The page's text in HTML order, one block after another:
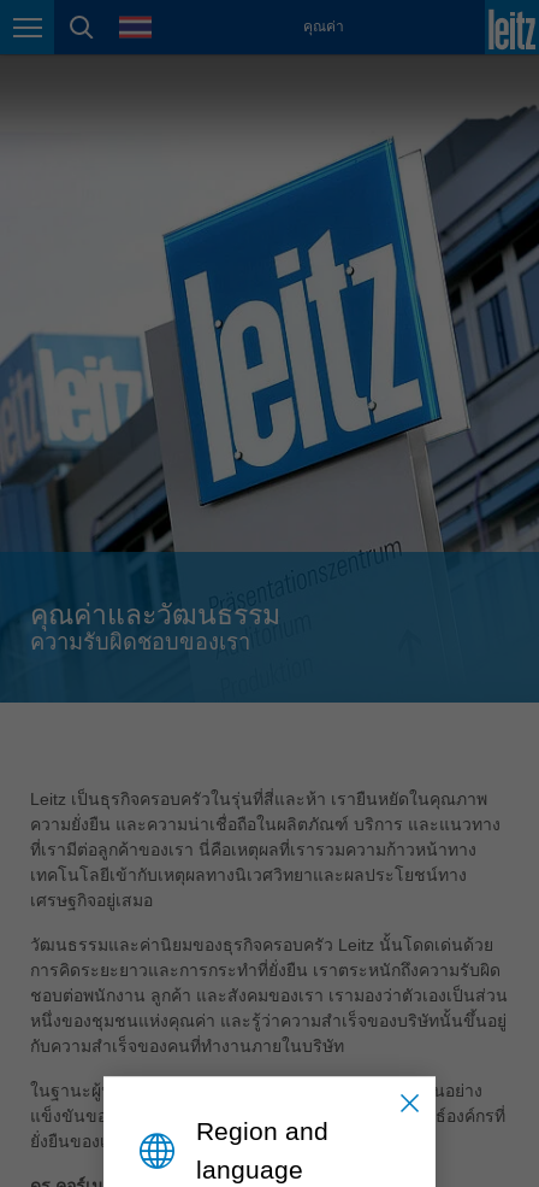
การนำทางหน้า
ค้นหาหน้า
ภาษา คุณค่า
México
Österreich
deutsch
Polska
polski
Portugal
português
România
Română
Schweiz
Slovenija
Suomi
english
Türkiye
türkçe
english
Việt Nam
tiếng việt
中国
ประเทศไทย
ไทย
คุณค่าและวัฒนธรรม
ความรับผิดชอบของเรา
Leitz เป็นธุรกิจครอบครัวในรุ่นที่สี่และห้า เรายืนหยัดในคุณภาพ
ความยั่งยืน และความน่าเชื่อถือในผลิตภัณฑ์ บริการ และแนวทาง
ที่เรามีต่อลูกค้าของเรา นี่คือเหตุผลที่เรารวมความก้าวหน้าทาง
เทคโนโลยีเข้ากับเหตุผลทางนิเวศวิทยาและผลประโยชน์ทาง
เศรษฐกิจอยู่เสมอ
วัฒนธรรมและค่านิยมของธุรกิจครอบครัว Leitz นั้นโดดเด่นด้วย
การคิดระยะยาวและการกระทำที่ยั่งยืน เราตระหนักถึงความรับผิด
ชอบต่อพนักงาน ลูกค้า และสังคมของเรา เรามองว่าตัวเองเป็นส่วน
หนึ่งของชุมชนแห่งคุณค่า และรู้ว่าความสำเร็จของบริษัทนั้นขึ้นอยู่
กับความสำเร็จของคนที่ทำงานภายในบริษัท
ในฐานะผู้นำด้านเทคโนโลยีและตลาดโลก การผสมผสานอย่าง
แข็งขันของประเพณีและนวัตกรรมเป็นพื้นฐานของกลยุทธ์องค์กรที่
ยั่งยืนของเรา
Region and
language